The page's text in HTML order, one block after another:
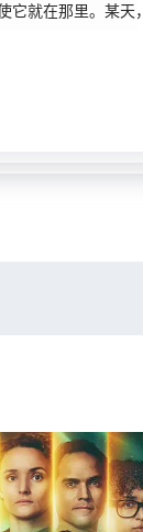
就在那里。某天，